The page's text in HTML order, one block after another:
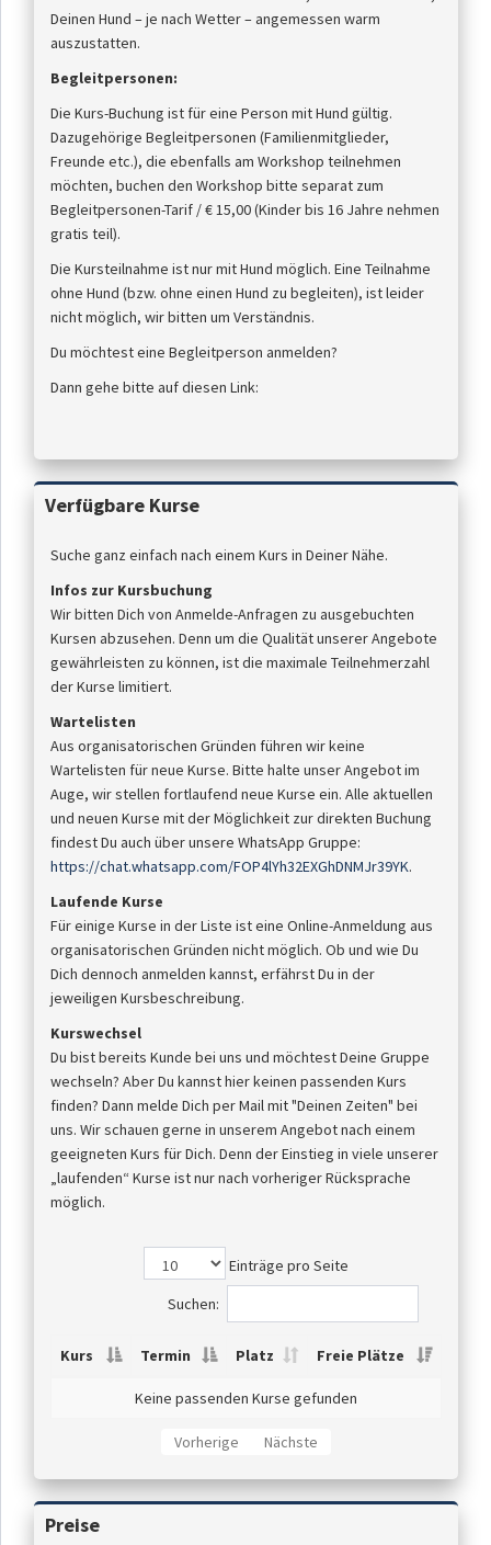
Deinen Hund – je nach Wetter – angemessen warm
auszustatten.
Begleitpersonen:
Die Kurs-Buchung ist für eine Person mit Hund gültig.
Dazugehörige Begleitpersonen (Familienmitglieder,
Freunde etc.), die ebenfalls am Workshop teilnehmen
möchten, buchen den Workshop bitte separat zum
Begleitpersonen-Tarif / € 15,00 (Kinder bis 16 Jahre nehmen
gratis teil).
Die Kursteilnahme ist nur mit Hund möglich. Eine Teilnahme
ohne Hund (bzw. ohne einen Hund zu begleiten), ist leider
nicht möglich, wir bitten um Verständnis.
Du möchtest eine Begleitperson anmelden?
Dann gehe bitte auf diesen Link:
Verfügbare Kurse
Suche ganz einfach nach einem Kurs in Deiner Nähe.
Infos zur Kursbuchung
Wir bitten Dich von Anmelde-Anfragen zu ausgebuchten
Kursen abzusehen. Denn um die Qualität unserer Angebote
gewährleisten zu können, ist die maximale Teilnehmerzahl
der Kurse limitiert.
Wartelisten
Aus organisatorischen Gründen führen wir keine
Wartelisten für neue Kurse. Bitte halte unser Angebot im
Auge, wir stellen fortlaufend neue Kurse ein. Alle aktuellen
und neuen Kurse mit der Möglichkeit zur direkten Buchung
findest Du auch über unsere WhatsApp Gruppe:
https://chat.whatsapp.com/FOP4lYh32EXGhDNMJr39YK.
Laufende Kurse
Für einige Kurse in der Liste ist eine Online-Anmeldung aus
organisatorischen Gründen nicht möglich. Ob und wie Du
Dich dennoch anmelden kannst, erfährst Du in der
jeweiligen Kursbeschreibung.
Kurswechsel
Du bist bereits Kunde bei uns und möchtest Deine Gruppe
wechseln? Aber Du kannst hier keinen passenden Kurs
finden? Dann melde Dich per Mail mit "Deinen Zeiten" bei
uns. Wir schauen gerne in unserem Angebot nach einem
geeigneten Kurs für Dich. Denn der Einstieg in viele unserer
„laufenden“ Kurse ist nur nach vorheriger Rücksprache
möglich.
Einträge pro Seite
Suchen:
Kurs Termin Platz Freie Plätze
Keine passenden Kurse gefunden
Vorherige Nächste
Preise